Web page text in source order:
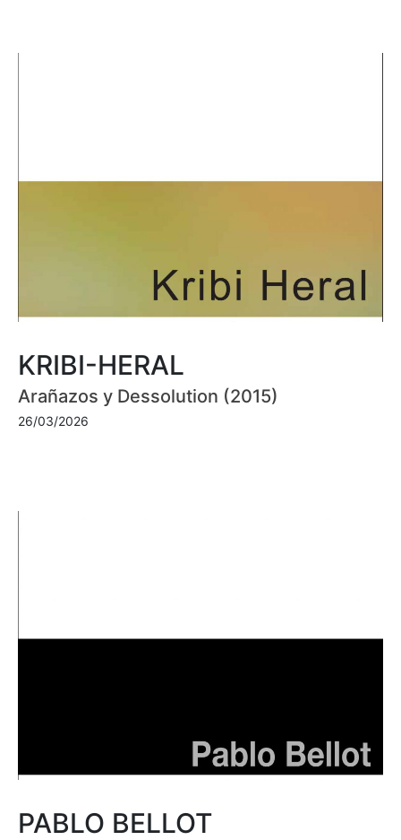
KRIBI-HERAL
Arañazos y Dessolution (2015)
26/03/2026
PABLO BELLOT